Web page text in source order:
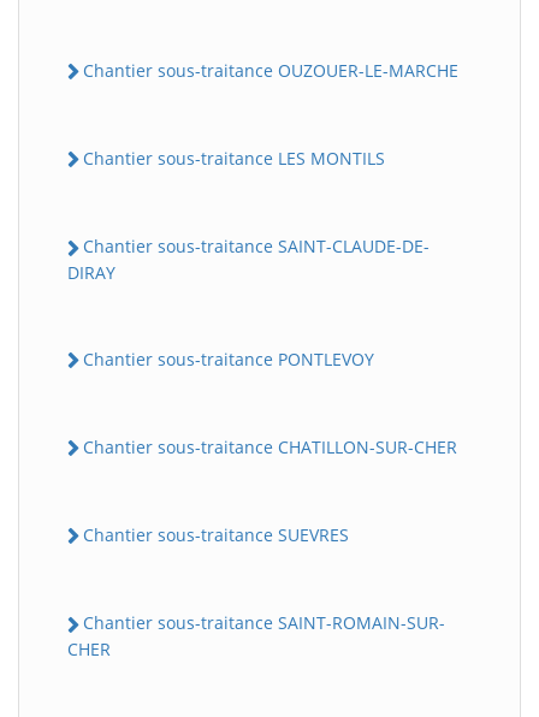
Chantier sous-traitance OUZOUER-LE-MARCHE
Chantier sous-traitance LES MONTILS
Chantier sous-traitance SAINT-CLAUDE-DE-
DIRAY
Chantier sous-traitance PONTLEVOY
Chantier sous-traitance CHATILLON-SUR-CHER
Chantier sous-traitance SUEVRES
Chantier sous-traitance SAINT-ROMAIN-SUR-
CHER